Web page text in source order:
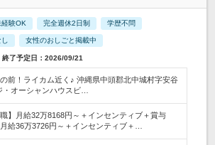
験OK 完全週休2日制 学歴不問
女性のおしごと掲載中
了予定日：2026/09/21
前！ライカム近く♪ 沖縄県中頭郡北中城村字安谷
・オーシャンハウスビ…
職】月給32万8168円～＋インセンティブ＋賞与
月給36万3726円～＋インセンティブ＋…